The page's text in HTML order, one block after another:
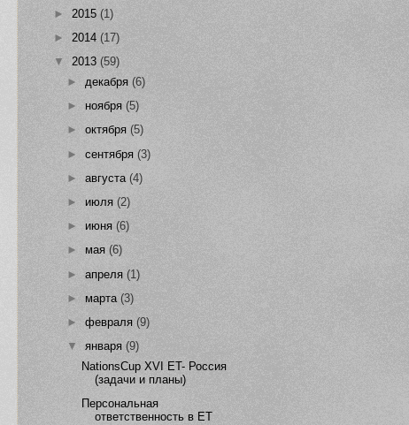
► 2015 (1)
► 2014 (17)
▼ 2013 (59)
► декабря(6)
►ноября(5)
►октября (5)
►сентября(3)
►августа(4)
► июля(2)
► июня(6)
► мая(6)
►апреля(1)
►марта(3)
►февраля (9)
▼января(9)
NationsCup XVI ET- Россия
(задачи и планы)
Персональная
ответственность в ЕТ